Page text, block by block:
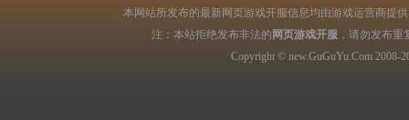
本网站所发布的最新网页游戏开服信息均由游戏运营商提
注：本站拒绝发布非法的 网页游戏开服 ，请勿发布重
Copyright © new.GuGuYu.Com 2008-